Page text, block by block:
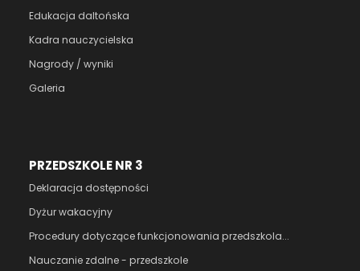
Edukacja daltońska
Kadra nauczycielska
Nagrody / wyniki
Galeria
PRZEDSZKOLE NR 3
Deklaracja dostępności
Dyżur wakacyjny
Procedury dotyczące funkcjonowania przedszkola...
Nauczanie zdalne - przedszkole